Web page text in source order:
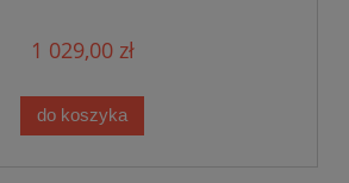
1 029,00 zł
do koszyka